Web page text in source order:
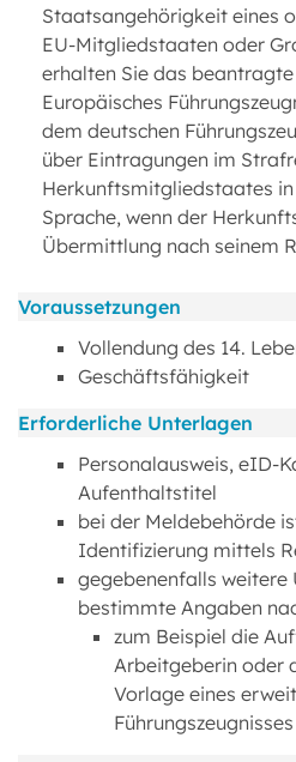
Staatsangehörigkeit eines
EU-Mitgliedstaaten oder
erhalten Sie das
Europäisches
dem deutschen
über Eintragungen im
Herkunftsmitgliedstaates
Sprache, wenn der
Übermittlung nach seinem
Voraussetzungen
Vollendung des 14.
Geschäftsfähigkeit
Erforderliche Unterlagen
Personalausweis, eID-
Aufenthaltstitel
bei der Meldebehörde
Identifizierung mittels
gegebenenfalls weitere
bestimmte Angaben
zum Beispiel die
Arbeitgeberin oder
Vorlage eines
Führungszeugnisses